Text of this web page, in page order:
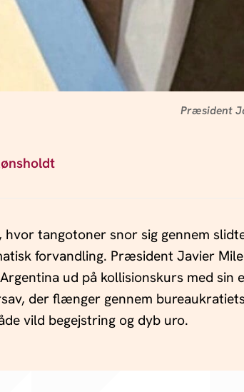
Præsident
hvor tangotoner snor sig gennem
forvandling. Præsident Javier
ud på kollisionskurs med sin
der flænger gennem
vild begejstring og dyb uro.